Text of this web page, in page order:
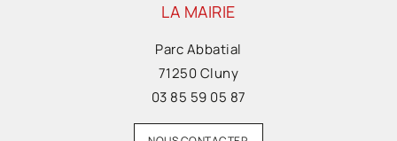
LA MAIRIE
Parc Abbatial
71250 Cluny
03 85 59 05 87